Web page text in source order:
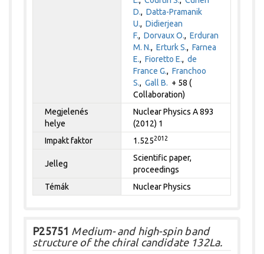
D.,Datta-Pramanik
U.,Didierjean
F.,Dorvaux O.,Erduran
M. N.,Erturk S.,Farnea
E.,Fioretto E.,de
France G.,Franchoo
S.,Gall B. + 58 (
Collaboration)
Megjelenés
helye
Nuclear Physics A 893
(2012) 1
Impakt faktor
1.5252012
Jelleg
Scientific paper,
proceedings
Témák
Nuclear Physics
P25751 Medium- and high-spin band
structure of the chiral candidate 132La.